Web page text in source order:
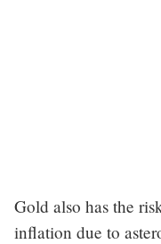
Gold also has the
inflation due to